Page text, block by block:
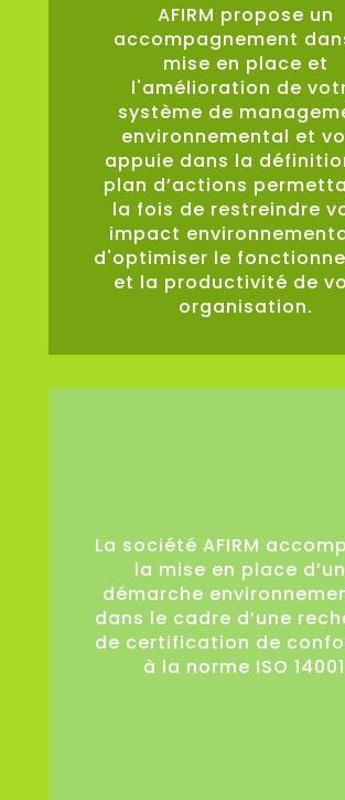
AFIRM propose un
accompagnement
mise en place et
l'amélioration de
système de
environnemental et
appuie dans la
plan d’actions
la fois de restreindre
impact
d'optimiser le
et la productivité de
organisation.
La société AFIRM
la mise en place
démarche
dans le cadre d’une
de certification de
à la norme ISO